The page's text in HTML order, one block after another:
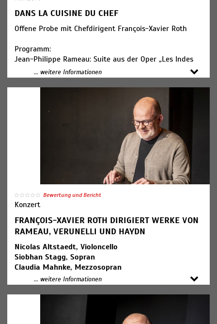
DANS LA CUISINE DU CHEF
Offene Probe mit Chefdirigent François-Xavier Roth
Programm:
Jean-Philippe Rameau: Suite aus der Oper „Les Indes
galantes“
Mitwirkende:
François-Xavier Roth, Dirigent (Foto)
... weitere Informationen
Bewertung und Bericht
Konzert
FRANÇOIS-XAVIER ROTH DIRIGIERT WERKE VON
RAMEAU, VERUNELLI UND HAYDN
Nicolas Altstaedt, Violoncello
Siobhan Stagg, Sopran
Claudia Mahnke, Mezzosopran
Julien Behr, Tenor
Matthew Rose, Bass
François-Xavier Roth, Dirigent (Foto)
... weitere Informationen